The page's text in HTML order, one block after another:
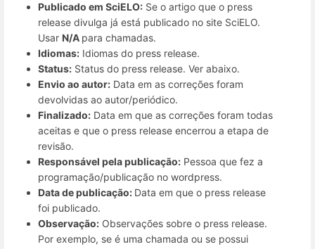
Publicado em SciELO: Se o artigo que o press
release divulga já está publicado no site SciELO.
Usar N/A para chamadas.
Idiomas: Idiomas do press release.
Status: Status do press release. Ver abaixo.
Envio ao autor: Data em as correções foram
devolvidas ao autor/periódico.
Finalizado: Data em que as correções foram todas
aceitas e que o press release encerrou a etapa de
revisão.
Responsável pela publicação: Pessoa que fez a
programação/publicação no wordpress.
Data de publicação: Data em que o press release
foi publicado.
Observação: Observações sobre o press release.
Por exemplo, se é uma chamada ou se possui